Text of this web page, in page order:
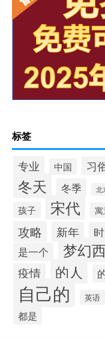
标签
专业 中国 习
冬天 冬季 北
孩子 宋代
攻略 新年
是一个 梦幻
疫情 的人
自己的 英语
都是